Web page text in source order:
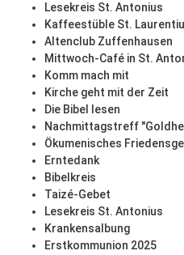
Lesekreis St. Antonius
Kaffeestüble St.
Altenclub Zuffenhausen
Mittwoch-Café in St.
Komm mach mit
Kirche geht mit der Zeit
Die Bibel lesen
Nachmittagstreff
Ökumenisches
Erntedank
Bibelkreis
Taizé-Gebet
Lesekreis St. Antonius
Krankensalbung
Erstkommunion 2025